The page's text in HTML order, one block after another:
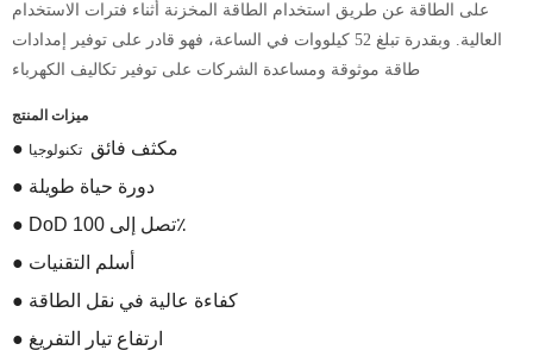
على الطاقة عن طريق استخدام الطاقة المخزنة أثناء فترات الاستخدام
العالية. وبقدرة تبلغ 52 كيلووات في الساعة، فهو قادر على توفير إمدادات
طاقة موثوقة ومساعدة الشركات على توفير تكاليف الكهرباء
ميزات المنتج
● مكثف فائق تكنولوجيا
● دورة حياة طويلة
● DoD تصل إلى 100٪
● أسلم التقنيات
● كفاءة عالية في نقل الطاقة
● ارتفاع تيار التفريغ